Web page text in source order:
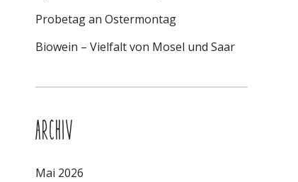
Probetag an Ostermontag
Biowein – Vielfalt von Mosel und Saar
ARCHIV
Mai 2026